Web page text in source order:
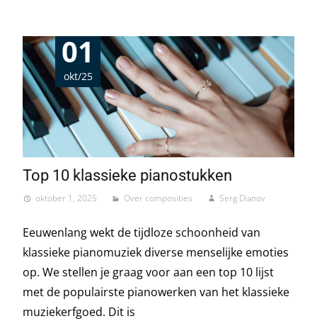
01
okt/25
Top 10 klassieke pianostukken
oktober 1, 2025 Over composities Serg Dianov
Eeuwenlang wekt de tijdloze schoonheid van
klassieke pianomuziek diverse menselijke emoties
op. We stellen je graag voor aan een top 10 lijst
met de populairste pianowerken van het klassieke
muziekerfgoed. Dit is